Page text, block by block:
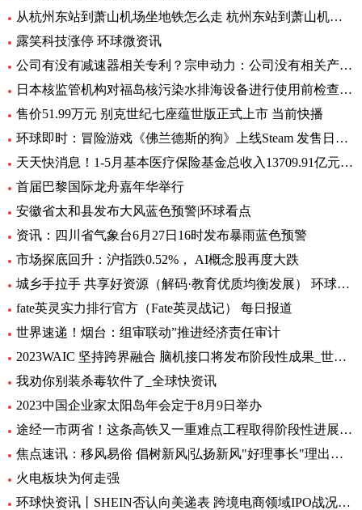
从杭州东站到萧山机场坐地铁怎么走 杭州东站到萧山机场有地铁 环球要闻
露笑科技涨停 环球微资讯
公司有没有减速器相关专利？宗申动力：公司没有相关产品以及专利
日本核监管机构对福岛核污染水排海设备进行使用前检查_速递
售价51.99万元 别克世纪七座蕴世版正式上市 当前快播
环球即时：冒险游戏《佛兰德斯的狗》上线Steam 发售日期待定
天天快消息！1-5月基本医疗保险基金总收入13709.91亿元，同比增长8.2%
首届巴黎国际龙舟嘉年华举行
安徽省太和县发布大风蓝色预警|环球看点
资讯：四川省气象台6月27日16时发布暴雨蓝色预警
市场探底回升：沪指跌0.52%， AI概念股再度大跌
城乡手拉手 共享好资源（解码·教育优质均衡发展） 环球通讯
fate英灵实力排行官方（Fate英灵战记） 每日报道
世界速递！烟台：组审联动”推进经济责任审计
2023WAIC 坚持跨界融合 脑机接口将发布阶段性成果_世界热讯
我劝你别装杀毒软件了_全球快资讯
2023中国企业家太阳岛年会定于8月9日举办
途经一市两省！这条高铁又一重难点工程取得阶段性进展_前沿热点
焦点速讯：移风易俗 倡树新风|弘扬新风"好理事长"理出乡村新风尚
火电板块为何走强
环球快资讯丨SHEIN否认向美递表 跨境电商领域IPO战况如何？